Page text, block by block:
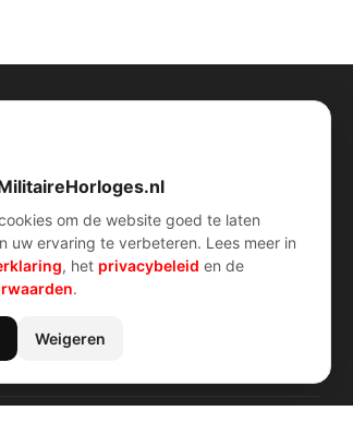
Info
74829491
om de website goed te laten
uw ervaring te verbeteren. Lees meer in
, het privacybeleid en de
.
Weigeren